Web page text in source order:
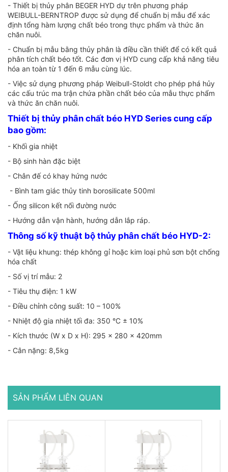
- Thiết bị thủy phân BEGER HYD dự trên phương pháp
WEIBULL-BERNTROP được sử dụng để chuẩn bị mẫu để xác
định tổng hàm lượng chất béo trong thực phẩm và thức ăn
chăn nuôi.
- Chuẩn bị mẫu bằng thủy phân là điều cần thiết để có kết quả
phân tích chất béo tốt. Các đơn vị HYD cung cấp khả năng tiêu
hóa an toàn từ 1 đến 6 mẫu cùng lúc.
- Việc sử dụng phương pháp Weibull-Stoldt cho phép phá hủy
các cấu trúc ma trận chứa phần chất béo của mẫu thực phẩm
và thức ăn chăn nuôi.
Thiết bị thủy phân chất béo HYD Series cung cấp
bao gồm:
- Khối gia nhiệt
- Bộ sinh hàn đặc biệt
- Chân đế có khay hứng nước
- Bình tam giác thủy tinh borosilicate 500ml
- Ống silicon kết nối đường nước
- Hướng dẫn vận hành, hướng dẫn lắp ráp.
Thông số kỹ thuật bộ thủy phân chất béo HYD-2:
- Vật liệu khung: thép không gỉ hoặc kim loại phủ sơn bột chống
hóa chất
- Số vị trí mẫu: 2
- Tiêu thụ điện: 1 kW
- Điều chỉnh công suất: 10 – 100%
- Nhiệt độ gia nhiệt tối đa: 350 °С ± 10%
- Kích thước (W х D х H): 295 x 280 x 420mm
- Cân nặng: 8,5kg
SẢN PHẨM LIÊN QUAN